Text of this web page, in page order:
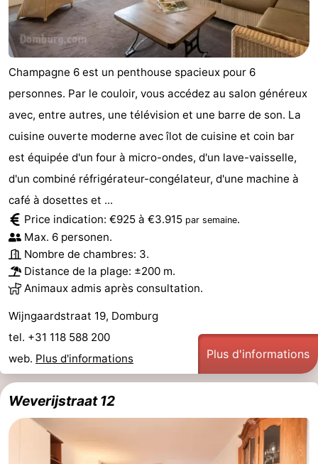
Champagne 6 est un penthouse spacieux pour 6
personnes. Par le couloir, vous accédez au salon généreux
avec, entre autres, une télévision et une barre de son. La
cuisine ouverte moderne avec îlot de cuisine et coin bar
est équipée d'un four à micro-ondes, d'un lave-vaisselle,
d'un combiné réfrigérateur-congélateur, d'une machine à
café à dosettes et ...
Price indication: €925 à €3.915 par semaine.
Max. 6 personen.
Nombre de chambres: 3.
Distance de la plage: ±200 m.
Animaux admis après consultation.
Wijngaardstraat 19, Domburg
tel. +31 118 588 200
web. Plus d'informations Plus d'informations
Weverijstraat 12